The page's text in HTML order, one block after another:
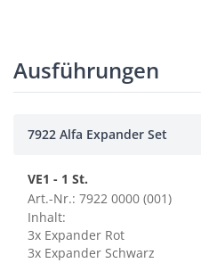
Ausführungen
7922 Alfa Expander Set
VE1 - 1 St.
Art.-Nr.: 7922 0000 (001)
Inhalt:
3x Expander Rot
3x Expander Schwarz